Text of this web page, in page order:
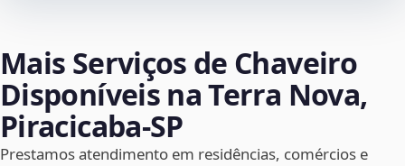
Mais Serviços de Chaveiro
Disponíveis na Terra Nova,
Piracicaba‑SP
Prestamos atendimento em residências, comércios e